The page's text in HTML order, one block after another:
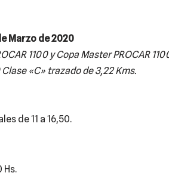
Marzo de 2020
1100 y Copa Master PROCAR
«C» trazado de 3,22 Kms.
de 11 a 16,50.
Hs.